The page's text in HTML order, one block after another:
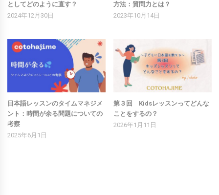
としてどのように直す？
2024年12月30日
方法：質問力とは？
2023年10月14日
日本語レッスンのタイムマネジメ
ント：時間が余る問題についての
考察
2025年6月1日
第３回 Kidsレッスンってどんな
ことをするの？
2026年1月11日